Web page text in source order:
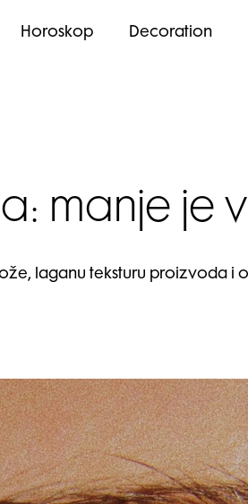
Horoskop Decoration
manje je
laganu teksturu proizvoda i